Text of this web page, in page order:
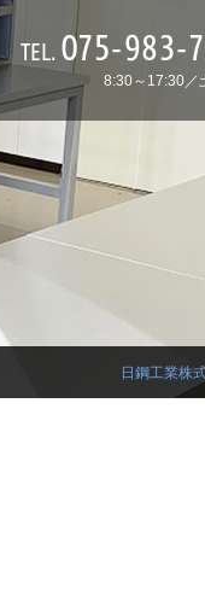
TEL.075-983-
8:30～17:30／
日鋼工業株